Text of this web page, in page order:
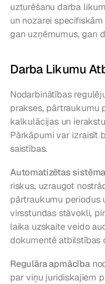
uzturēšanu darba
un nozarei
gan uzņēmumus, gan
Darba Likumu
Nodarbinātības
prakses, pārtraukumu
kalkulācijas un
Pārkāpumi var izraisīt
saistības.
Automatizētas
riskus, uzraugot
pārtraukumu periodus
virsstundas stāvokli,
laika uzskaite veido
dokumentē atbilstības
Regulāra apmācība
par viņu juridiskajiem